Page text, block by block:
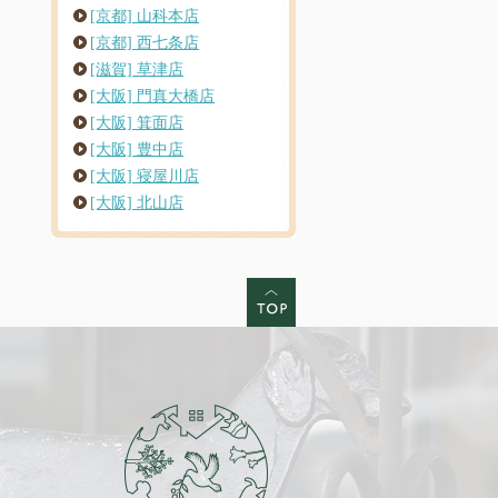
[京都] 山科本店
[京都] 西七条店
[滋賀] 草津店
[大阪] 門真大橋店
[大阪] 箕面店
[大阪] 豊中店
[大阪] 寝屋川店
[大阪] 北山店